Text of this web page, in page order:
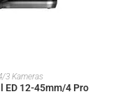
3 Kameras
ED 12-45mm/4 Pro